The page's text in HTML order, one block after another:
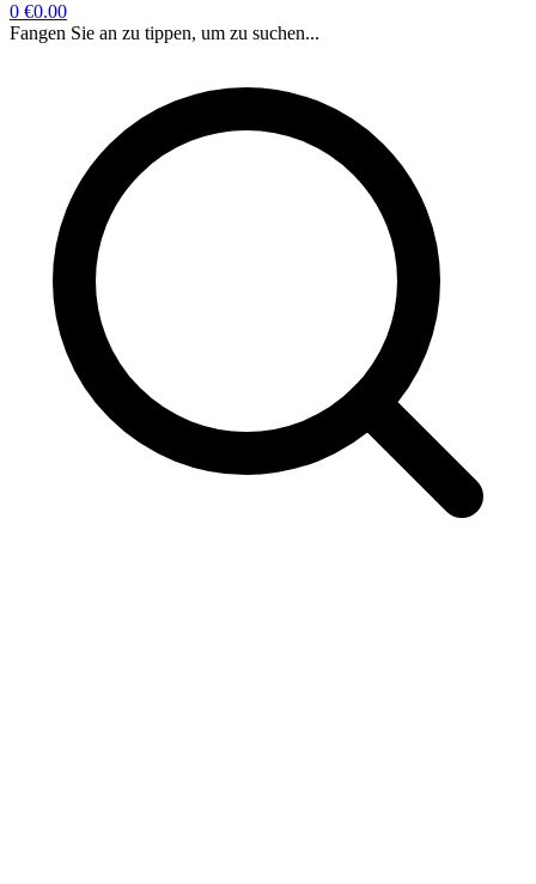
0 €0.00
Fangen Sie an zu tippen, um zu suchen...